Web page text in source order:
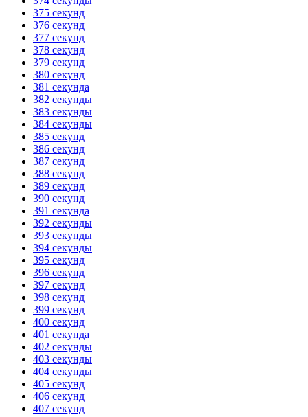
375 секунд
376 секунд
377 секунд
378 секунд
379 секунд
380 секунд
381 секунда
382 секунды
383 секунды
384 секунды
385 секунд
386 секунд
387 секунд
388 секунд
389 секунд
390 секунд
391 секунда
392 секунды
393 секунды
394 секунды
395 секунд
396 секунд
397 секунд
398 секунд
399 секунд
400 секунд
401 секунда
402 секунды
403 секунды
404 секунды
405 секунд
406 секунд
407 секунд